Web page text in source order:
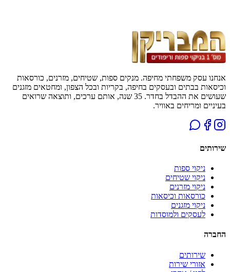
אנחנו עסק משפחתי מחיפה. מנקים ספות, שטיחים, מזרנים, כורסאות
וכיסאות בבתים ובעסקים בחיפה, בקריות ובכל הצפון, ומחטאים מזגנים
שעושים את ההבדל בחדר. 35 שנה, אותם ערכים, ותוצאה שרואים
בעיניים ומריחים באוויר.
שירותים
ניקוי ספות
ניקוי שטיחים
ניקוי מזרנים
כורסאות וכיסאות
ניקוי מזגנים
לעסקים ולמוסדות
החברה
שירותים
אזורי שירות